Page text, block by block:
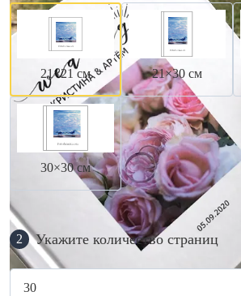
21×21 см 21×30 см
30×30 см
2 Укажите количество страниц